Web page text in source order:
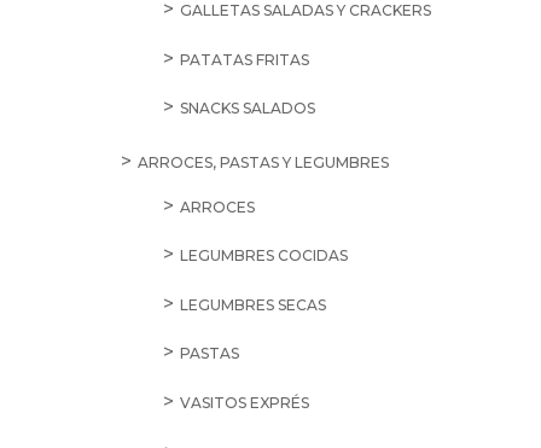
GALLETAS SALADAS Y CRACKERS
PATATAS FRITAS
SNACKS SALADOS
ARROCES, PASTAS Y LEGUMBRES
ARROCES
LEGUMBRES COCIDAS
LEGUMBRES SECAS
PASTAS
VASITOS EXPRÉS